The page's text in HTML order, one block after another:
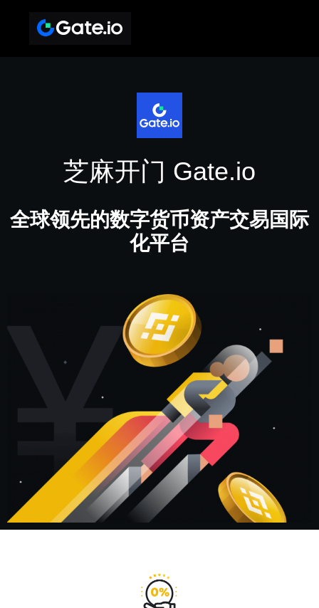
芝麻开门 Gate.io
全球领先的数字货币资产交易国际
化平台